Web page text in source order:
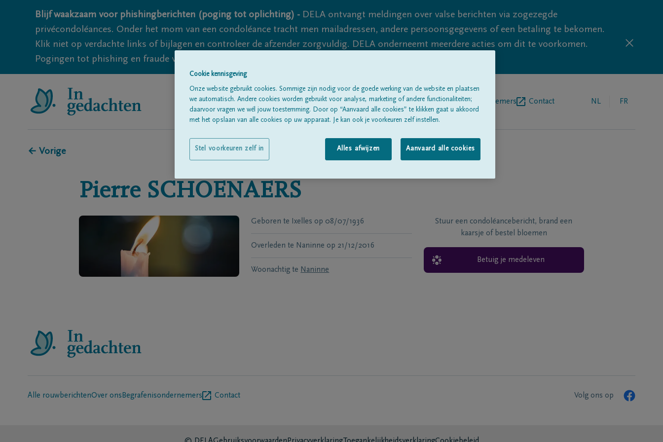
Blijf waakzaam voor phishingberichten (poging tot oplichting) - DELA ontvangt meldingen over valse berichten via zogezegde
privécondoléances. Onder het mom van een condoléance tracht men mailadressen, andere persoonsgegevens of een betaling te bekomen.
Klik niet op verdachte links of bijlagen en controleer de afzender zorgvuldig. DELA onderneemt meerdere acties om dit te voorkomen.
Pogingen tot phishing en fraude vallen echter nooit volledig uit te sluiten, dus blijf waakzaam.
Alle rouwberichten Over onsBegrafenisondernemers Contact NL FR
← Vorige
Pierre SCHOENAERS
Geboren te Ixelles op 08/07/1936
Overleden te Naninne op 21/12/2016
Woonachtig te Naninne
Stuur een condoléancebericht, brand een
kaarsje of bestel bloemen
Betuig je medeleven
Alle rouwberichtenOver ons Begrafenisondernemers Contact Volg ons op
Cookie kennisgeving
Onze website gebruikt cookies. Sommige zijn nodig voor de goede werking van de website en plaatsen
we automatisch. Andere cookies worden gebruikt voor analyse, marketing of andere functionaliteiten;
daarvoor vragen we wél jouw toestemming. Door op “Aanvaard alle cookies” te klikken gaat u akkoord
met het opslaan van alle cookies op uw apparaat. Je kan ook je voorkeuren zelf instellen.
Alles afwijzen Aanvaard alle cookies
Stel voorkeuren zelf in